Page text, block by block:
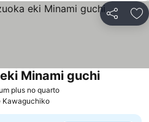
Partilhar
plus no quarto
Minami guchi
Kawaguchiko